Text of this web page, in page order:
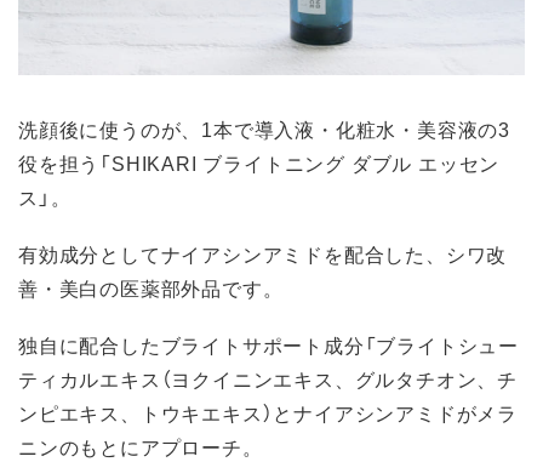
洗顔後に使うのが、1本で導入液・化粧水・美容液の3
役を担う「SHIKARI ブライトニング ダブル エッセン
ス」。
有効成分としてナイアシンアミドを配合した、シワ改
善・美白の医薬部外品です。
独自に配合したブライトサポート成分「ブライトシュー
ティカルエキス（ヨクイニンエキス、グルタチオン、チ
ンピエキス、トウキエキス）とナイアシンアミドがメラ
ニンのもとにアプローチ。